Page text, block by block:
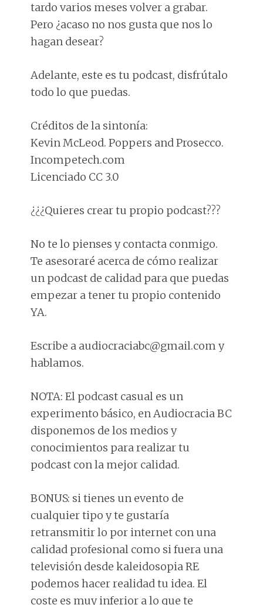
tardo varios meses volver a grabar.
Pero ¿acaso no nos gusta que nos lo
hagan desear?
Adelante, este es tu podcast, disfrútalo
todo lo que puedas.
Créditos de la sintonía:
Kevin McLeod. Poppers and Prosecco.
Incompetech.com
Licenciado CC 3.0
¿¿¿Quieres crear tu propio podcast???
No te lo pienses y contacta conmigo.
Te asesoraré acerca de cómo realizar
un podcast de calidad para que puedas
empezar a tener tu propio contenido
YA.
Escribe a audiocraciabc@gmail.com y
hablamos.
NOTA: El podcast casual es un
experimento básico, en Audiocracia BC
disponemos de los medios y
conocimientos para realizar tu
podcast con la mejor calidad.
BONUS: si tienes un evento de
cualquier tipo y te gustaría
retransmitir lo por internet con una
calidad profesional como si fuera una
televisión desde kaleidosopia RE
podemos hacer realidad tu idea. El
coste es muy inferior a lo que te